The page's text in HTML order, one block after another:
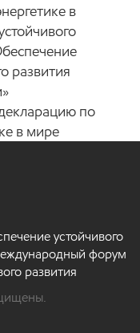
в
развития
по
в мире
устойчивого
форум
развития